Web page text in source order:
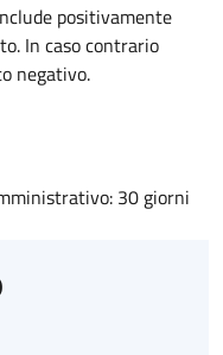
positivamente
In caso contrario
negativo.
30 giorni